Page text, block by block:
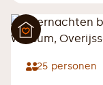
25 personen